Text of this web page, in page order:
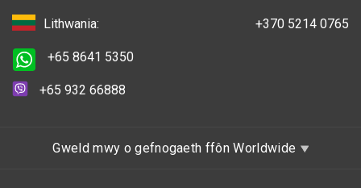
Lithwania: +370 5214 0765
+65 8641 5350
+65 932 66888
Gweld mwy o gefnogaeth ffôn Worldwide